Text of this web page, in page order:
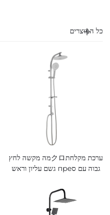
כל המוצרים
ערכת מקלחתクロמה מקשה לחץ
גבוה עם סпре גשם עליון וראש
טובה, מחיר נמוך